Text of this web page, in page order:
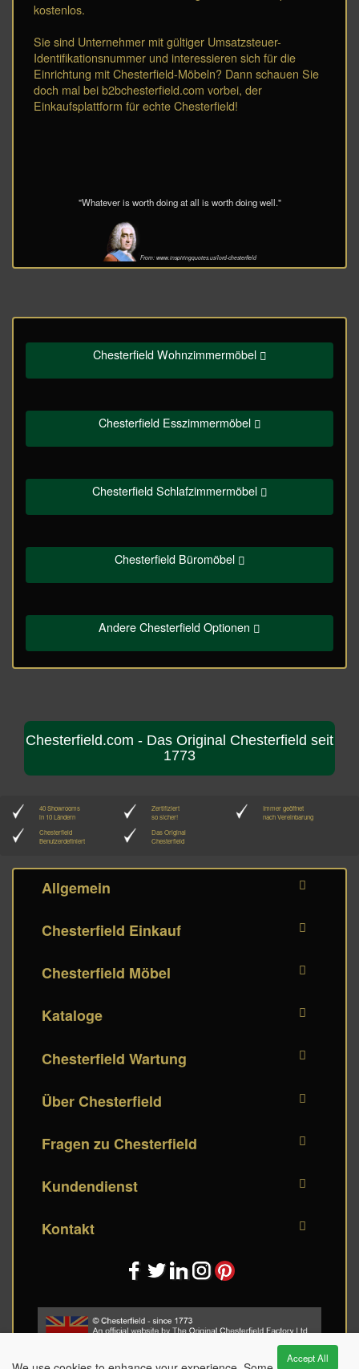
kostenlos.
Sie sind Unternehmer mit gültiger Umsatzsteuer-
Identifikationsnummer und interessieren sich für die
Einrichtung mit Chesterfield-Möbeln? Dann schauen Sie
doch mal bei b2bchesterfield.com vorbei, der
Einkaufsplattform für echte Chesterfield!
"Whatever is worth doing at all is worth doing well."
From: www.inspiringquotes.us/lord-chesterfield
Chesterfield Wohnzimmermöbel
Chesterfield Esszimmermöbel
Chesterfield Schlafzimmermöbel
Chesterfield Büromöbel
Andere Chesterfield Optionen
Chesterfield.com - Das Original Chesterfield seit
1773
40 Showrooms
in 10 Ländern
Zertifiziert
so sicher!
Immer geöffnet
nach Vereinbarung
Chesterfield
Benutzerdefiniert
Das Original
Chesterfield
Allgemein
Chesterfield Einkauf
Chesterfield Möbel
Kataloge
Chesterfield Wartung
Über Chesterfield
Fragen zu Chesterfield
Kundendienst
Kontakt
Accept All